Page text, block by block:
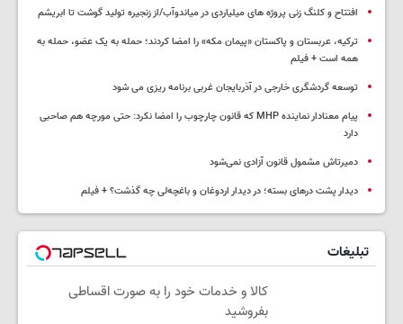
افتتاح و کلنگ زنی پروژه های میلیاردی در میاندوآب/از زنجیره تولید گوشت تا ابریشم
ترکیه، عربستان و پاکستان «پیمان مکه» را امضا کردند؛ حمله به یک عضو، حمله به
همه است + فیلم
توسعه گردشگری خارجی در آذربایجان غربی برنامه ریزی می شود
پیام معنادار نماینده MHP که قانون چارچوب را امضا نکرد: حتی مورچه هم صاحبی
دارد
دمیرتاش مشمول قانون آزادی نمی‌شود
دیدار پشت درهای بسته؛ در دیدار اردوغان و باغچه‌لی چه گذشت؟ + فیلم
تبلیغات
کالا و خدمات خود را به صورت اقساطی
بفروشید